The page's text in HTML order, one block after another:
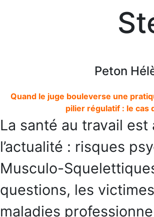
Peton
Quand le juge bouleverse une
pilier régulatif : le cas
La santé au travail
l’actualité : risques
Musculo-
questions, les
maladies